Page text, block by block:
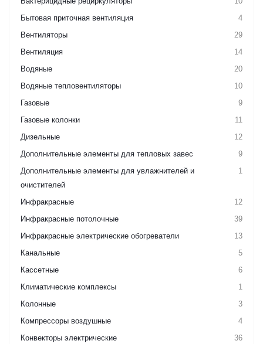
Бытовая приточная вентиляция
4
Вентиляторы
29
Вентиляция
14
Водяные
20
Водяные тепловентиляторы
10
Газовые
9
Газовые колонки
11
Дизельные
12
Дополнительные элементы для тепловых завес
9
Дополнительные элементы для увлажнителей и
очистителей
1
Инфракрасные
12
Инфракрасные потолочные
39
Инфракрасные электрические обогреватели
13
Канальные
5
Кассетные
6
Климатические комплексы
1
Колонные
3
Компрессоры воздушные
4
Конвекторы электрические
36